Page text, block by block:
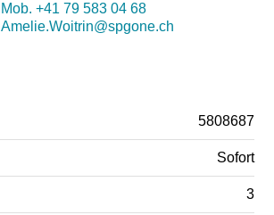
Mob. +41 79 583 04 68
Amelie.Woitrin@spgone.ch
5808687
Sofort
3